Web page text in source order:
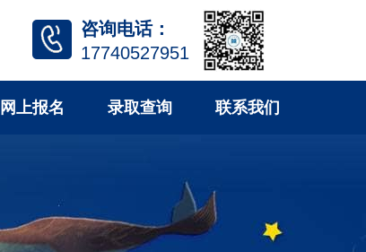
咨询电话：
17740527951
网上报名 录取查询 联系我们